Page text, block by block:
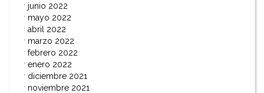
junio 2022
mayo 2022
abril 2022
marzo 2022
febrero 2022
enero 2022
diciembre 2021
noviembre 2021